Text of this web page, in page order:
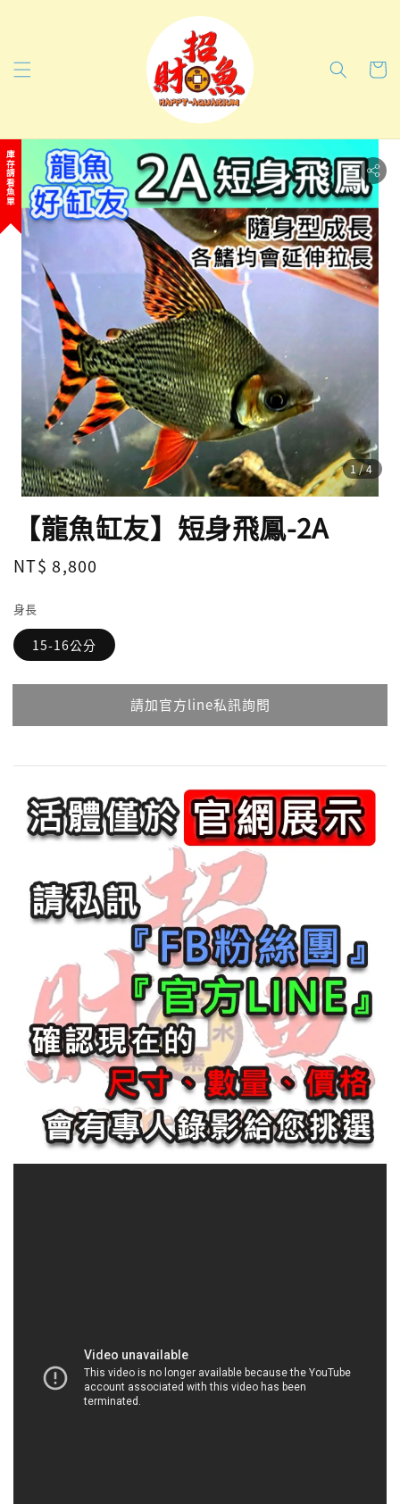
1/4
庫存請看魚單
【龍魚缸友】短身飛鳳-2A
Regular
NT$ 8,800
身長
15-16公分
請加官方line私訊詢問